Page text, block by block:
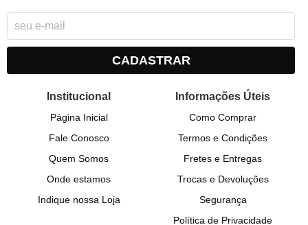
CADASTRAR
Institucional
Página Inicial
Fale Conosco
Quem Somos
Onde estamos
Indique nossa Loja
Informações Úteis
Como Comprar
Termos e Condições
Fretes e Entregas
Trocas e Devoluções
Segurança
Política de Privacidade